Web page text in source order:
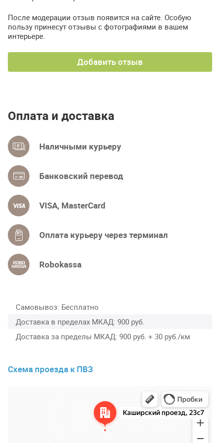
После модерации отзыв появится на сайте. Особую
пользу принесут отзывы с фотографиями в вашем
интерьере.
Добавить отзыв
Оплата и доставка
Наличными курьеру
Банковский перевод
VISA, MasterCard
Оплата курьеру через терминал
Robokassa
Самовывоз Бесплатно
Доставка в пределах МКАД 900 руб.
Доставка за пределы МКАД 900 руб. + 30 руб./км
Схема проезда к ПВЗ